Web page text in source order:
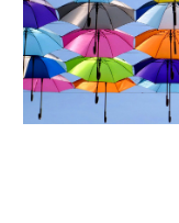
(Bild vergrößern)